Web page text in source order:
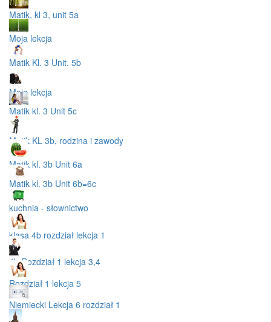
Matik, kl 3, unit 5a
Moja lekcja
Matik Kl. 3 Unit. 5b
Moja lekcja
Matik kl. 3 Unit 5c
Matik KL 3b, rodzina i zawody
Matik kl. 3b Unit 6a
Matik kl. 3b Unit 6b=6c
kuchnia - słownictwo
klasa 4b rozdział lekcja 1
4b Rozdział 1 lekcja 3,4
Rozdział 1 lekcja 5
Niemiecki Lekcja 6 rozdział 1